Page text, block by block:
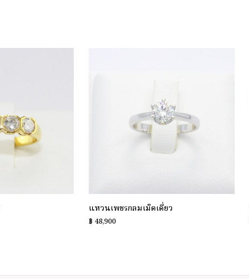
แหวนเพชรกลมเม็ดเดี่ยว
฿ 48,900